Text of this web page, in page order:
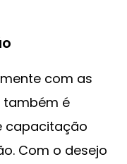
com as
também é
capacitação
Com o desejo